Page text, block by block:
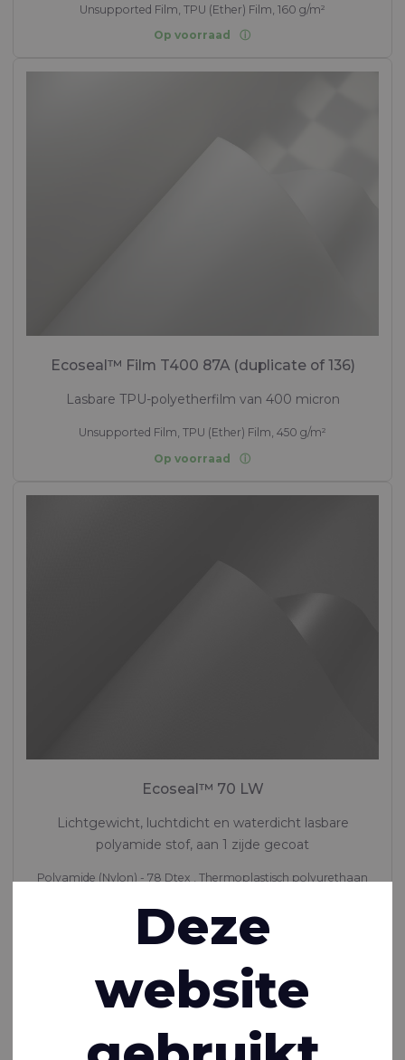
Unsupported Film, TPU (Ether) Film, 160 g/m²
Op voorraad
Ecoseal™ Film T400 87A (duplicate of 136)
Lasbare TPU-polyetherfilm van 400 micron
Unsupported Film, TPU (Ether) Film, 450 g/m²
Op voorraad
Ecoseal™ 70 LW
Lichtgewicht, luchtdicht en waterdicht lasbare
polyamide stof, aan 1 zijde gecoat
Polyamide (Nylon) - 78 Dtex , Thermoplastisch polyurethaan
Op voorraad
Deze
website